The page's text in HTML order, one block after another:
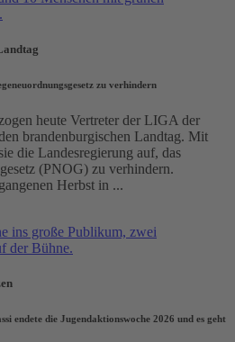
zu verhindern
heute Vertreter der LIGA der
brandenburgischen Landtag. Mit
die Landesregierung auf, das
(PNOG) zu verhindern.
Herbst in ...
endete die Jugendaktionswoche 2026 und es geht